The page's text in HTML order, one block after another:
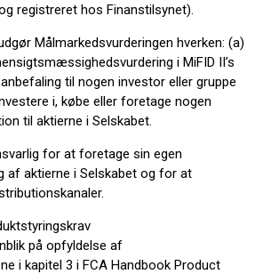
registreret hos Finanstilsynet).
Målmarkedsvurderingen hverken: (a)
i MiFID II’s
til nogen investor eller gruppe
i, købe eller foretage nogen
til aktierne i Selskabet.
for at foretage sin egen
af aktierne i Selskabet og for at
på opfyldelse af
i kapitel 3 i FCA Handbook Product